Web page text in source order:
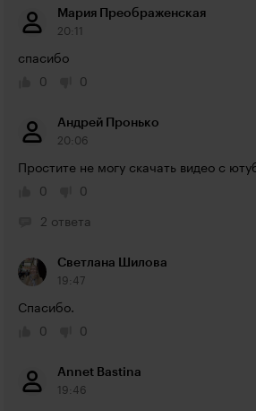
Мария Преображенская
20:11
спасибо
0
0
Андрей Пронько
20:06
Простите не могу скачать видео с
0
0
2 ответа
Светлана Шилова
19:47
Спасибо.
0
0
Annet Bastina
19:46